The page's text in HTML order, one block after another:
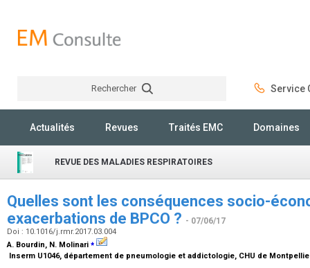
Rechercher Service
Actualités Revues Traités EMC Domaines
REVUE DES MALADIES RESPIRATOIRES
Quelles sont les conséquences socio-
exacerbations de BPCO ? - 07/06/17
Doi : 10.1016/j.rmr.2017.03.004
A. Bourdin, N. Molinari ⁎
Inserm U1046, département de pneumologie et addictologie, CHU de